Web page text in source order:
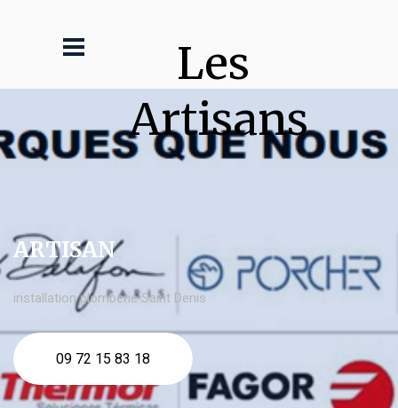
Les
Artisans
ARTISAN
installation plomberie Saint Denis
09 72 15 83 18